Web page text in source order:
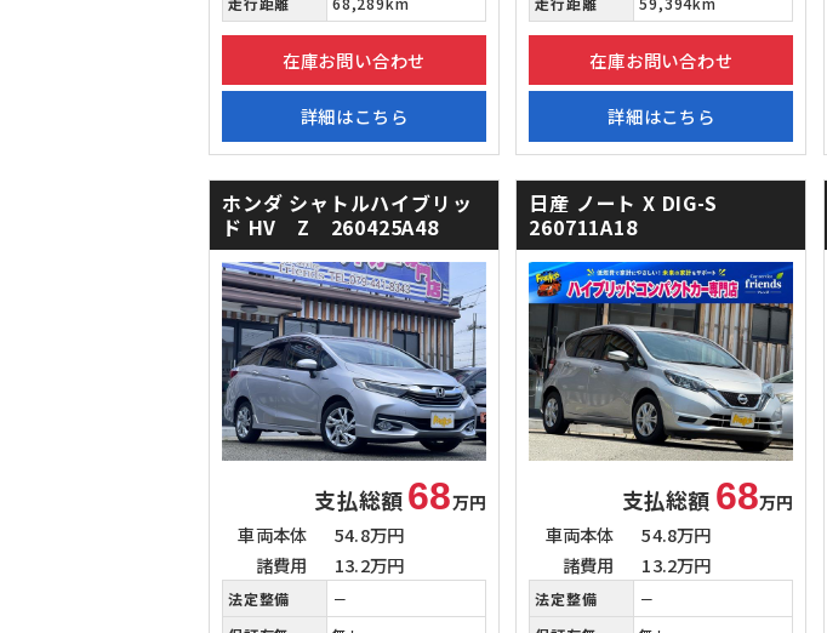
在庫お問い合わせ
詳細はこちら
在庫お問い合わせ
詳細はこちら
ホンダ シャトルハイブリッ
ド HV Z 260425A48
支払総額 68万円
車両本体
54.8万円
諸費用
13.2万円
法定整備
－
日産 ノート X DIG-S
260711A18
支払総額 68万円
車両本体
54.8万円
諸費用
13.2万円
法定整備
－